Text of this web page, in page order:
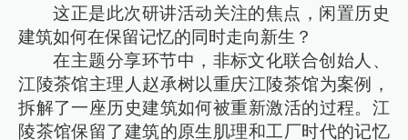
这正是此次研讲活动关注的焦点，闲置历史
建筑如何在保留记忆的同时走向新生？
在主题分享环节中，非标文化联合创始人、
江陵茶馆主理人赵承树以重庆江陵茶馆为案例，
拆解了一座历史建筑如何被重新激活的过程。江
陵茶馆保留了建筑的原生肌理和工厂时代的记忆